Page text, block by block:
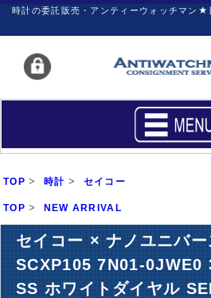
時計の委託販売・アンティーウォッチマン★
買いたい
サポート マ
新着リスト 価
TOP > 時計 > セイコー
TOP > NEW ARRIVAL
セイコー × ナノユニバ
SCXP105 7N01-0JWE0
SS ホワイトダイヤル